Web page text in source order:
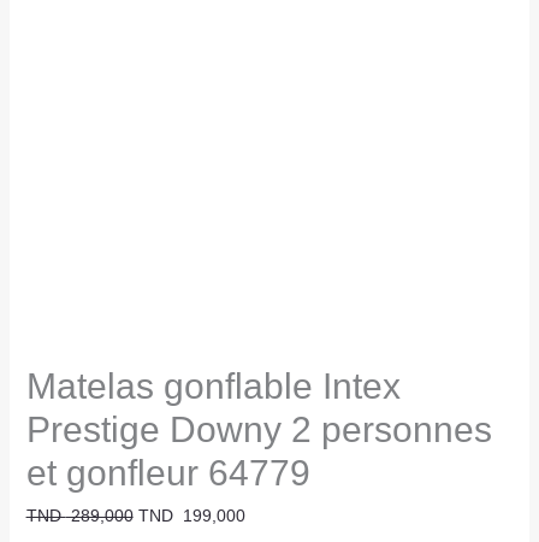
Matelas gonflable Intex
Prestige Downy 2 personnes
et gonfleur 64779
TND289,000 TND 199,000